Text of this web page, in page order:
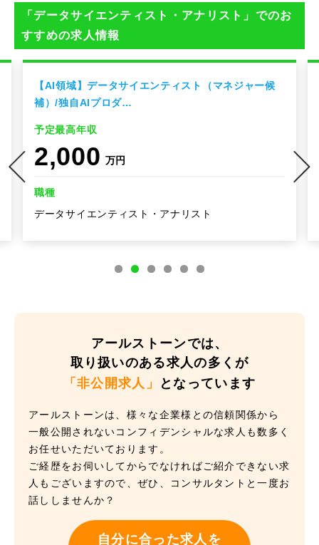
「データサイエンティスト・アナリスト」でのお
すすめの求人情報
【AI領域】データサイエンティスト（マネジャー候
補）/独自AIプロダ…
予定最高年収
2,000 万円
職種
データサイエンティスト・アナリスト
アールストーンでは、
取り扱いのある求人の多くが
「非公開求人」
となっています
アールストーンは、様々な企業様との信頼関係から
一般公開されないコンフィデンシャルな求人も数多く
お任せいただいております。
ご経歴をお伺いしてからでなければご紹介できない求
人もございますので、ぜひ、コンサルタントと一度お
話ししませんか？
自分に合った求人を